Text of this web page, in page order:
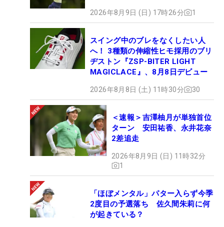
2026年8月9日 (日) 17時26分 1
スイング中のブレをなくしたい人
へ！ 3種類の伸縮性ヒモ採用のブリ
ヂストン『ZSP-BITER LIGHT
MAGICLACE』、8月8日デビュー
2026年8月8日 (土) 11時30分 30
＜速報＞吉澤柚月が単独首位
ターン 安田祐香、永井花奈
2差追走
2026年8月9日 (日) 11時32分
1
「ほぼメンタル」パター入らず今季
2度目の予選落ち 佐久間朱莉に何
が起きている？